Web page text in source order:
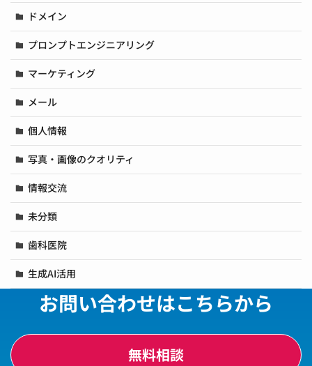
ドメイン
プロンプトエンジニアリング
マーケティング
メール
個人情報
写真・画像のクオリティ
情報交流
未分類
歯科医院
生成AI活用
お問い合わせはこちらから
無料相談